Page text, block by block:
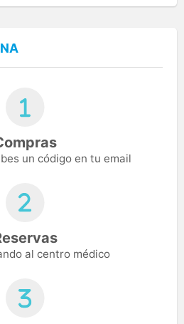
un código en tu email
al centro médico